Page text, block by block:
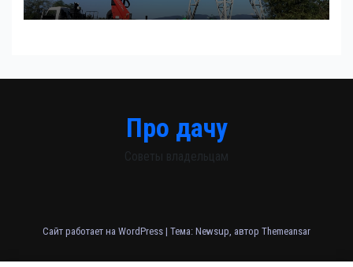
Про дачу
Советы владельцам
Сайт работает на WordPress | Тема: Newsup, автор Themeansar